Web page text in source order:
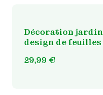
Décoration jardin
design de feuilles
29,99 €